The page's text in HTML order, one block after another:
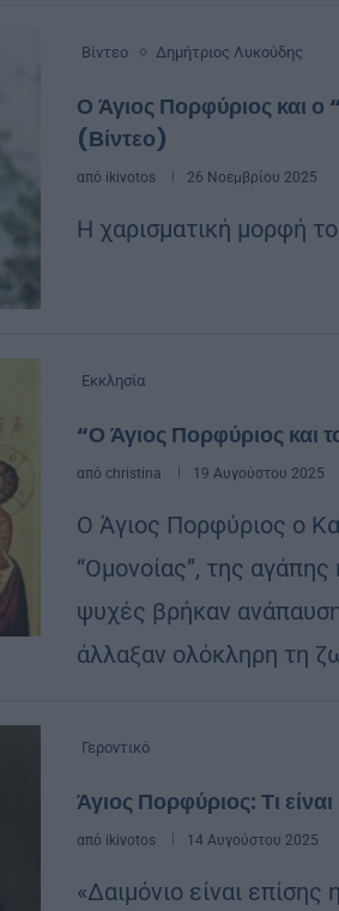
Βίντεο Δημήτριος Λυκούδης
Ο Άγιος Πορφύριος και ο
(Βίντεο)
από ikivotos 26 Νοεμβρίου 2025
Η χαρισματική μορφή
Εκκλησία
“Ο Άγιος Πορφύριος και
από christina 19 Αυγούστου 2025
Ο Άγιος Πορφύριος ο
“Ομονοίας”, της
ψυχές βρήκαν
άλλαξαν ολόκληρη τη
Γεροντικό
Άγιος Πορφύριος: Τι
από ikivotos 14 Αυγούστου 2025
«Δαιμόνιο είναι